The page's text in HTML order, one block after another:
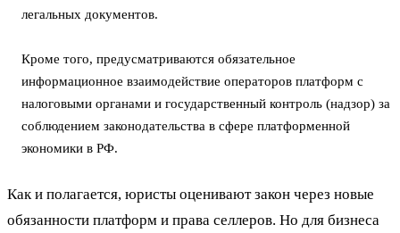
легальных документов.
Кроме того, предусматриваются обязательное
информационное взаимодействие операторов платформ с
налоговыми органами и государственный контроль (надзор) за
соблюдением законодательства в сфере платформенной
экономики в РФ.
Как и полагается, юристы оценивают закон через новые
обязанности платформ и права селлеров. Но для бизнеса